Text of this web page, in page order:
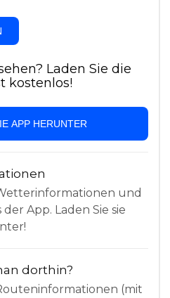
Laden Sie die
kostenlos!
APP HERUNTER
und
App. Laden Sie sie
dorthin?
(mit